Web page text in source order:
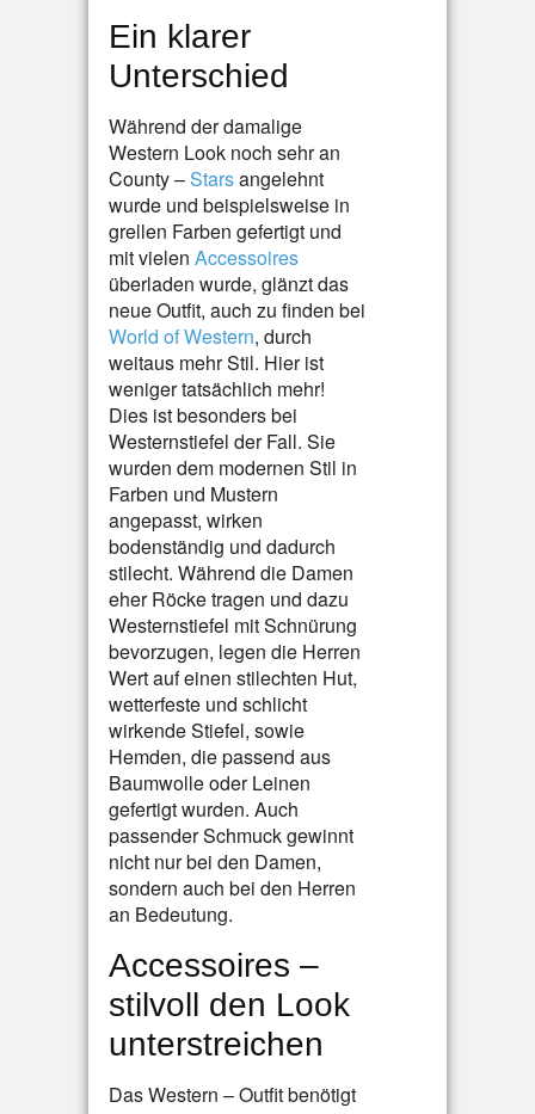
Ein klarer
Unterschied
Während der damalige
Western Look noch sehr an
County –Starsangelehnt
wurde und beispielsweise in
grellen Farben gefertigt und
mit vielen Accessoires
überladen wurde, glänzt das
neue Outfit, auch zu finden bei
World of Western, durch
weitaus mehr Stil. Hier ist
weniger tatsächlich mehr!
Dies ist besonders bei
Westernstiefel der Fall. Sie
wurden dem modernen Stil in
Farben und Mustern
angepasst, wirken
bodenständig und dadurch
stilecht. Während die Damen
eher Röcke tragen und dazu
Westernstiefel mit Schnürung
bevorzugen, legen die Herren
Wert auf einen stilechten Hut,
wetterfeste und schlicht
wirkende Stiefel, sowie
Hemden, die passend aus
Baumwolle oder Leinen
gefertigt wurden. Auch
passender Schmuck gewinnt
nicht nur bei den Damen,
sondern auch bei den Herren
an Bedeutung.
Accessoires –
stilvoll den Look
unterstreichen
Das Western – Outfit benötigt